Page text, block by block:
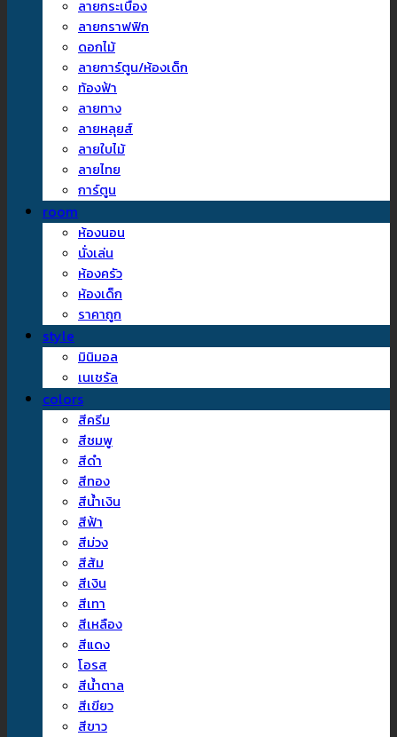
ลายกระเบื้อง
ลายกราฟฟิก
ดอกไม้
ลายการ์ตูน/ห้องเด็ก
ท้องฟ้า
ลายทาง
ลายหลุยส์
ลายใบไม้
ลายไทย
การ์ตูน
room
ห้องนอน
นั่งเล่น
ห้องครัว
ห้องเด็ก
ราคาถูก
style
มินิมอล
เนเชรัล
colors
สีครีม
สีชมพู
สีดำ
สีทอง
สีน้ำเงิน
สีฟ้า
สีม่วง
สีส้ม
สีเงิน
สีเทา
สีเหลือง
สีแดง
โอรส
สีน้ำตาล
สีเขียว
สีขาว